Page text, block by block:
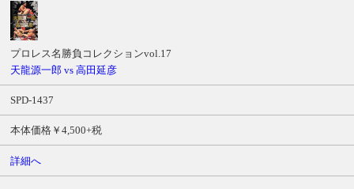
プロレス名勝負コレクションvol.17
天龍源一郎 vs 高田延彦
SPD-1437
本体価格￥4,500+税
詳細へ